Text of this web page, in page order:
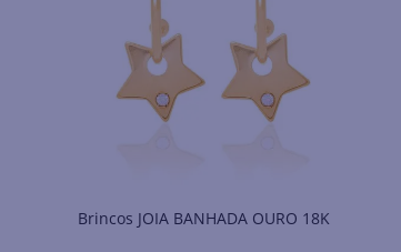
Brincos JOIA BANHADA OURO 18K